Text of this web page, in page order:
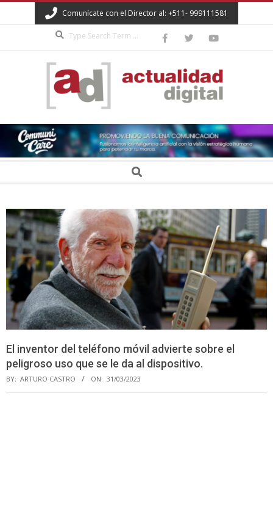
to
Comunícate con el Director al: +511- 999111581
ACTUALIDAD
DIGITAL Search
El inventor del teléfono móvil advierte sobre el
peligroso uso que se le da al dispositivo.
BY: ARTURO CASTRO ON: 31/03/2023